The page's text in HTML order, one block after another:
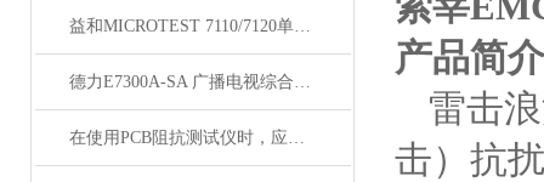
益和MICROTEST 7110/7120单相功率电表
德力E7300A-SA 广播电视综合测试仪（300kHz~3GHz）
在使用PCB阻抗测试仪时，应该注意以下几个要点
产品简介
雷击
击）抗